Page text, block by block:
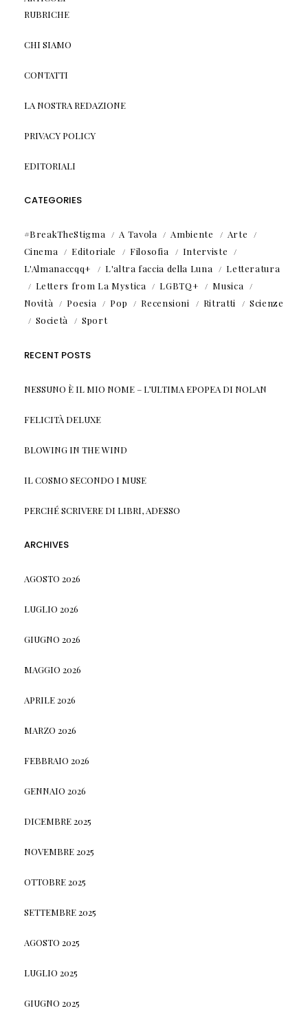
RUBRICHE
CHI SIAMO
CONTATTI
LA NOSTRA REDAZIONE
PRIVACY POLICY
EDITORIALI
CATEGORIES
#BreakTheStigma A Tavola Ambiente
Arte
Cinema
Editoriale Filosofia
Interviste
L'Almanaccqq+
L'altra faccia della Luna
Letteratura
Letters from La Mystica
LGBTQ+
Musica
Novità
Poesia Pop Recensioni Ritratti
Scienze
Società
Sport
RECENT POSTS
NESSUNO È IL MIO NOME – L’ULTIMA EPOPEA DI NOLAN
FELICITÀ DELUXE
BLOWING IN THE WIND
IL COSMO SECONDO I MUSE
PERCHÉ SCRIVERE DI LIBRI, ADESSO
ARCHIVES
AGOSTO 2026
LUGLIO 2026
GIUGNO 2026
MAGGIO 2026
APRILE 2026
MARZO 2026
FEBBRAIO 2026
GENNAIO 2026
DICEMBRE 2025
NOVEMBRE 2025
OTTOBRE 2025
SETTEMBRE 2025
AGOSTO 2025
LUGLIO 2025
GIUGNO 2025